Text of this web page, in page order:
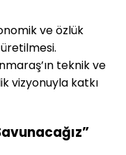
ve özlük
teknik ve
vizyonuyla katkı